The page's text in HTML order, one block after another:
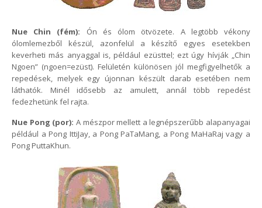
Nue Chin (fém): Ón és ólom ötvözete. A legtöbb vékony
ólomlemezből készül, azonfelül a készítő egyes esetekben
keverheti más anyaggal is, például ezüsttel; ezt úgy hívják „Chin
Ngoen” (ngoen=ezüst). Felületén különösen jól megfigyelhetők a
repedések, melyek egy újonnan készült darab esetében nem
láthatók. Minél idősebb az amulett, annál több repedést
fedezhetünk fel rajta.
Nue Pong (por): A mészpor mellett a legnépszerűbb alapanyagai
például a Pong IttiJay, a Pong PaTaMang, a Pong MaHaRaj vagy a
Pong PuttaKhun.